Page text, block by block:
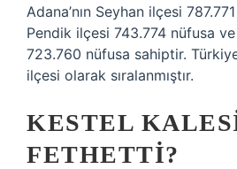
Adana’nın Seyhan ilçesi
Pendik ilçesi 743.774 nüfusa
723.760 nüfusa sahiptir.
ilçesi olarak sıralanmıştır.
KESTEL
FETHETTI?